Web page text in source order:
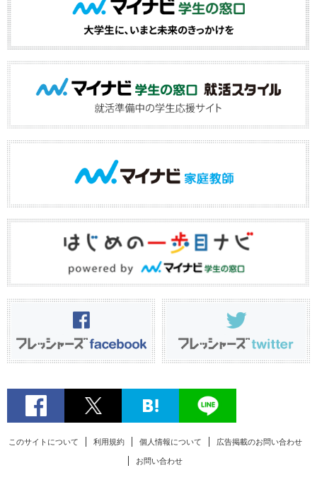
このサイトについて 利用規約 個人情報について 広告掲載のお問い合わせ
お問い合わせ